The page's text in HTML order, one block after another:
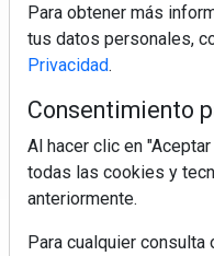
Regístrate y
Correo electrónico
Para obtener más
tus datos personales,
Privacidad.
Consentimiento
Al hacer clic en
todas las cookies y
anteriormente.
Para cualquier consulta